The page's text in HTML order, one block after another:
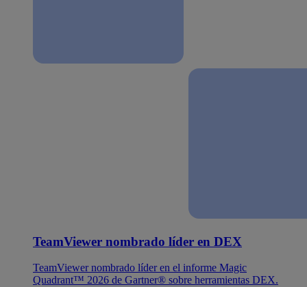
TeamViewer nombrado líder en DEX
TeamViewer nombrado líder en el informe Magic
Quadrant™ 2026 de Gartner® sobre herramientas DEX.